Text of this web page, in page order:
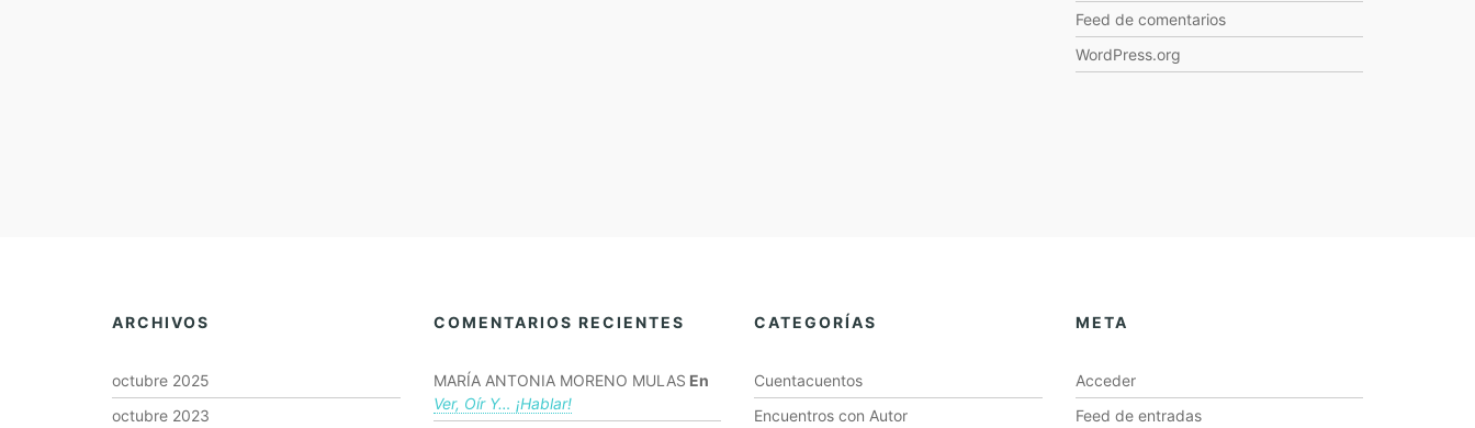
Feed de comentarios
WordPress.org
ARCHIVOS
octubre 2025
octubre 2023
COMENTARIOS RECIENTES
MARÍA ANTONIA MORENO MULAS En
Ver, Oír Y… ¡hablar!
CATEGORÍAS
Cuentacuentos
Encuentros con Autor
META
Acceder
Feed de entradas